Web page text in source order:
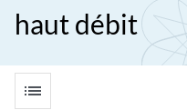
haut débit
list